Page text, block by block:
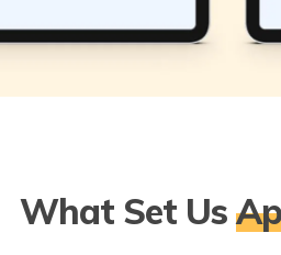
What Set Us